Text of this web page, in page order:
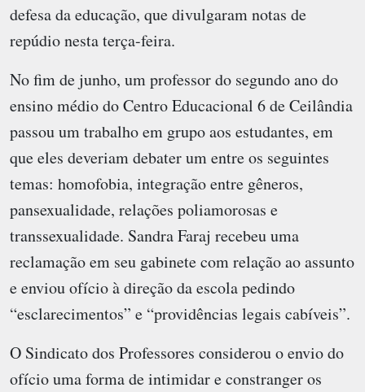
defesa da educação, que divulgaram notas de
repúdio nesta terça-feira.
No fim de junho, um professor do segundo ano do
ensino médio do Centro Educacional 6 de Ceilândia
passou um trabalho em grupo aos estudantes, em
que eles deveriam debater um entre os seguintes
temas: homofobia, integração entre gêneros,
pansexualidade, relações poliamorosas e
transsexualidade. Sandra Faraj recebeu uma
reclamação em seu gabinete com relação ao assunto
e enviou ofício à direção da escola pedindo
“esclarecimentos” e “providências legais cabíveis”.
O Sindicato dos Professores considerou o envio do
ofício uma forma de intimidar e constranger os